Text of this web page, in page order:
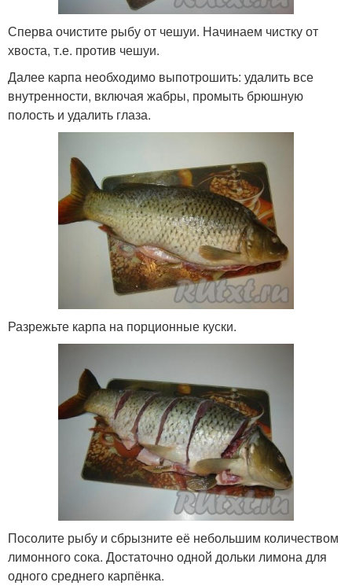
Сперва очистите рыбу от чешуи. Начинаем чистку от
хвоста, т.е. против чешуи.
Далее карпа необходимо выпотрошить: удалить все
внутренности, включая жабры, промыть брюшную
полость и удалить глаза.
Разрежьте карпа на порционные куски.
Посолите рыбу и сбрызните её небольшим количеством
лимонного сока. Достаточно одной дольки лимона для
одного среднего карпёнка.